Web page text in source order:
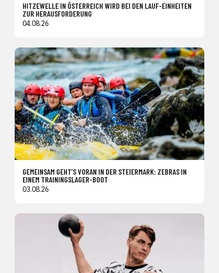
HITZEWELLE IN ÖSTERREICH WIRD BEI DEN LAUF-EINHEITEN
ZUR HERAUSFORDERUNG
04.08.26
GEMEINSAM GEHT’S VORAN IN DER STEIERMARK: ZEBRAS IN
EINEM TRAININGSLAGER-BOOT
03.08.26